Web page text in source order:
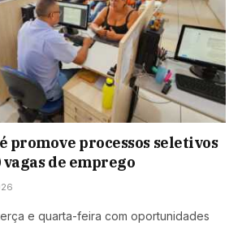
promove processos seletivos
vagas de emprego
e quarta-feira com oportunidades